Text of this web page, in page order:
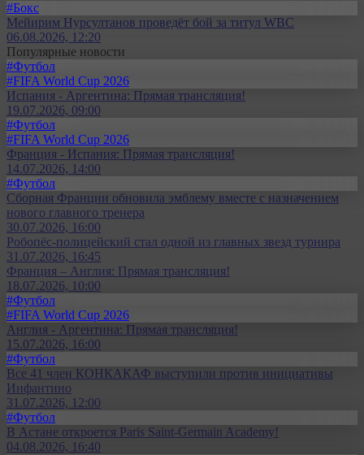
#Бокс
Мейирим Нурсултанов проведёт бой за титул WBC
06.08.2026, 12:20
Популярные новости
#Футбол
#FIFA World Cup 2026
Испания - Аргентина: Прямая трансляция!
19.07.2026, 09:00
#Футбол
#FIFA World Cup 2026
Франция - Испания: Прямая трансляция!
14.07.2026, 14:00
#Футбол
Сборная Франции обновила эмблему вместе с назначением
нового главного тренера
30.07.2026, 16:00
Робопёс-полицейский стал одной из главных звезд турнира
31.07.2026, 16:45
Франция – Англия: Прямая трансляция!
18.07.2026, 10:00
#Футбол
#FIFA World Cup 2026
Англия - Аргентина: Прямая трансляция!
15.07.2026, 16:00
#Футбол
Все 41 член КОНКАКАФ выступили против инициативы
Инфантино
31.07.2026, 12:00
#Футбол
В Астане откроется Paris Saint-Germain Academy!
04.08.2026, 16:40